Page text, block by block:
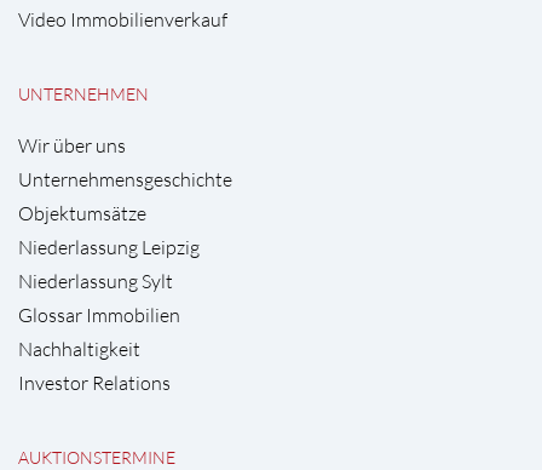
Video Immobilienverkauf
UNTERNEHMEN
Wir über uns
Unternehmensgeschichte
Objektumsätze
Niederlassung Leipzig
Niederlassung Sylt
Glossar Immobilien
Nachhaltigkeit
Investor Relations
AUKTIONSTERMINE